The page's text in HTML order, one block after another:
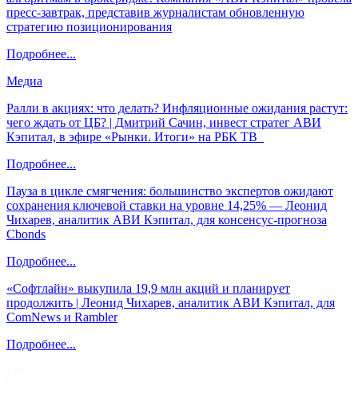
пресс-завтрак, представив журналистам обновленную
стратегию позиционирования
Подробнее...
Медиа
Ралли в акциях: что делать? Инфляционные ожидания растут:
чего ждать от ЦБ? | Дмитрий Сачин, инвест стратег АВИ
Кэпитал, в эфире «Рынки. Итоги» на РБК ТВ
Подробнее...
Пауза в цикле смягчения: большинство экспертов ожидают
сохранения ключевой ставки на уровне 14,25% — Леонид
Чихарев, аналитик АВИ Кэпитал, для консенсус-прогноза
Cbonds
Подробнее...
«Софтлайн» выкупила 19,9 млн акций и планирует
продолжить | Леонид Чихарев, аналитик АВИ Кэпитал, для
ComNews и Rambler
Подробнее...